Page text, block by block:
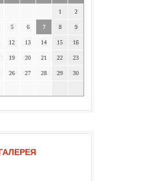
1 2
5 6 7 8 9
12 13 14 15 16
19 20 21 22 23
26 27 28 29 30